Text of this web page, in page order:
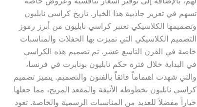
تسهم في تعزيز جاذبية هذا الخيار. تاريخ كراسي نابليون
وتصميمها الكلاسيكي تعتبر كراسي نابليون من أبرز رموز
التصميم الكلاسيكي التي تميزت بها الحفلات والمناسبات
خاصة في القرن التاسع عشر. تم تصميم هذه الكراسي
في البداية خلال فترة حكم نابليون بونابرت في فرنسا،
والتي شهدت اهتماماً فائقاً بالفنون والتصميم. يتميز تصميم
كراسي نابليون بخطوطه الأنيقة والمقعد المريح، مما جعلها
خياراً مفضلاً للعديد من المناسبات الرسمية والخاصة. تعود